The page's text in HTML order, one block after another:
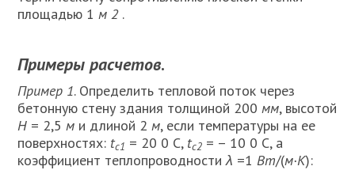
площадью 1м 2.
Примеры расчетов.
Пример 1. Определить тепловой поток через
бетонную стену здания толщиной 200мм, высотой
H = 2,5м и длиной 2м, если температуры на ее
поверхностях: tс1 = 20 0 С, tс2 = – 10 0 С, а
коэффициент теплопроводно­стиλ =1Вт/(м·К):